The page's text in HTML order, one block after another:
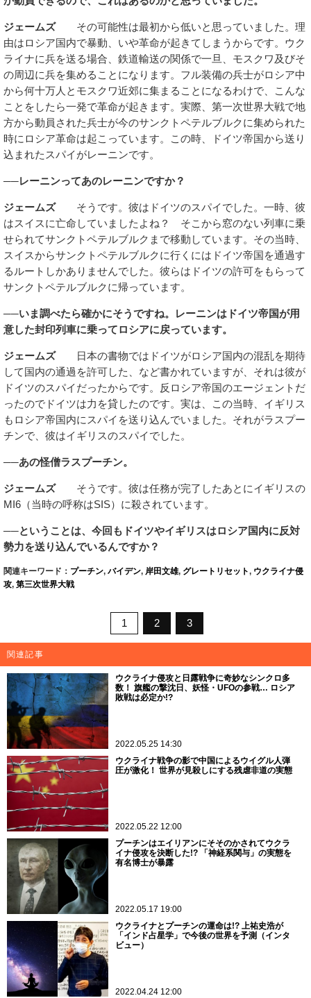
ジェームズその可能性は最初から低いと思っていました。理
由はロシア国内で暴動、いや革命が起きてしまうからです。ウク
ライナに兵を送る場合、鉄道輸送の関係で一旦、モスクワ及びそ
の周辺に兵を集めることになります。フル装備の兵士がロシア中
から何十万人とモスクワ近郊に集まることになるわけで、こんな
ことをしたら一発で革命が起きます。実際、第一次世界大戦で地
方から動員された兵士が今のサンクトペテルブルクに集められた
時にロシア革命は起こっています。この時、ドイツ帝国から送り
込まれたスパイがレーニンです。
──レーニンってあのレーニンですか？
ジェームズそうです。彼はドイツのスパイでした。一時、彼
はスイスに亡命していましたよね？ そこから窓のない列車に乗
せられてサンクトペテルブルクまで移動しています。その当時、
スイスからサンクトペテルブルクに行くにはドイツ帝国を通過す
るルートしかありませんでした。彼らはドイツの許可をもらって
サンクトペテルブルクに帰っています。
──いま調べたら確かにそうですね。レーニンはドイツ帝国が用
意した封印列車に乗ってロシアに戻っています。
ジェームズ日本の書物ではドイツがロシア国内の混乱を期待
して国内の通過を許可した、など書かれていますが、それは彼が
ドイツのスパイだったからです。反ロシア帝国のエージェントだ
ったのでドイツは力を貸したのです。実は、この当時、イギリス
もロシア帝国内にスパイを送り込んでいました。それがラスプー
チンで、彼はイギリスのスパイでした。
──あの怪僧ラスプーチン。
ジェームズそうです。彼は任務が完了したあとにイギリスの
MI6（当時の呼称はSIS）に殺されています。
──ということは、今回もドイツやイギリスはロシア国内に反対
勢力を送り込んでいるんですか？
関連キーワード： プーチン, バイデン, 岸田文雄, グレートリセット, ウクライナ侵
攻, 第三次世界大戦
1 2 3
関連記事
ウクライナ侵攻と日露戦争に奇妙なシンクロ多
数！ 旗艦の撃沈日、妖怪・UFOの参戦… ロシア
敗戦は必定か!?
2022.05.25 14:30
ウクライナ戦争の影で中国によるウイグル人弾
圧が激化！ 世界が見殺しにする残虐非道の実態
2022.05.22 12:00
プーチンはエイリアンにそそのかされてウクラ
イナ侵攻を決断した!? 「神経系関与」の実態を
有名博士が暴露
2022.05.17 19:00
ウクライナとプーチンの運命は!? 上祐史浩が
「インド占星学」で今後の世界を予測（インタ
ビュー）
2022.04.24 12:00